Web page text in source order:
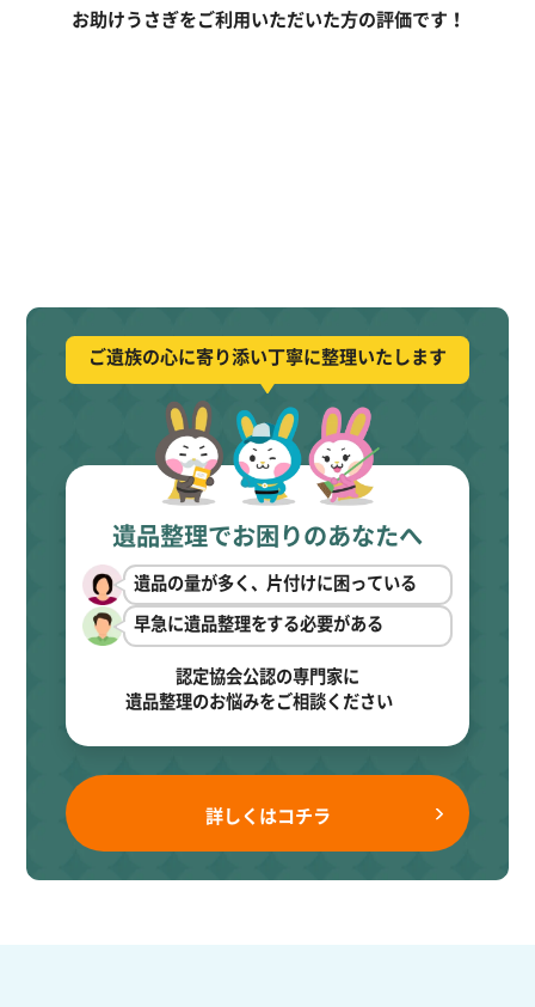
お助けうさぎをご利用いただいた方の評価です！
ご遺族の心に寄り添い丁寧に整理いたします
遺品整理でお困りのあなたへ
遺品の量が多く、片付けに困っている
早急に遺品整理をする必要がある
認定協会公認の専門家に
遺品整理のお悩みをご相談ください
詳しくはコチラ